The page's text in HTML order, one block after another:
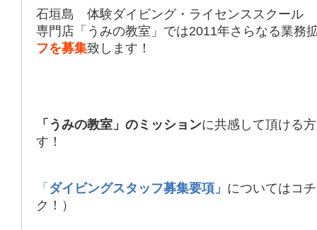
石垣島 体験ダイビング・ライセンススクール
専門店「うみの教室」では2011年さらなる業務
フを募集致します！
「うみの教室」のミッションに共感して頂ける
す！
「 ダイビングスタッフ募集要項」 についてはコ
ク！）